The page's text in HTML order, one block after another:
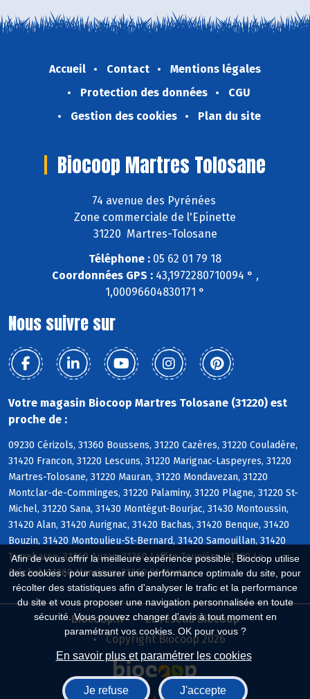
Afin de vous offrir la meilleure expérience possible, Biocoop utilise
des cookies : pour assurer une performance optimale du site, pour
récolter des statistiques afin d'analyser le trafic et la performance
du site et vous proposer une navigation personnalisée en toute
sécurité. Vous pouvez changer d'avis à tout moment en
paramétrant vos cookies. OK pour vous ?
En savoir plus et paramétrer les cookies
Je refuse J'accepte
Accueil Contact
Mentions légales
Protection des données
CGU
Gestion des cookies
Plan du site
Biocoop Martres Tolosane
74 avenue des Pyrénées
Zone commerciale de l'Epinette
31220 Martres-Tolosane
Téléphone : 05 62 01 79 18
Coordonnées GPS :43,1972280710094 ° ,
1,00096604830171 °
Nous suivre sur
Votre magasin Biocoop Martres Tolosane (31220) est
proche de :
09230 Cérizols, 31360 Boussens, 31220 Cazères, 31220 Couladère,
31420 Francon, 31220 Lescuns, 31220 Marignac-Laspeyres, 31220
Martres-Tolosane, 31220 Mauran, 31220 Mondavezan, 31220
Montclar-de-Comminges, 31220 Palaminy, 31220 Plagne, 31220 St-
Michel, 31220 Sana, 31430 Montégut-Bourjac, 31430 Montoussin,
31420 Alan, 31420 Aurignac, 31420 Bachas, 31420 Benque, 31420
Bouzin, 31420 Montoulieu-St-Bernard, 31420 Samouillan, 31420
Terrebasse, 31360 Auzas, 31360 Laffite-Toupière, 31360 Le
Fréchet, 31360 Mancioux, 31360 St-Martory
Biocoop.fr
Le réseau Biocoop
Copyright Biocoop 2026